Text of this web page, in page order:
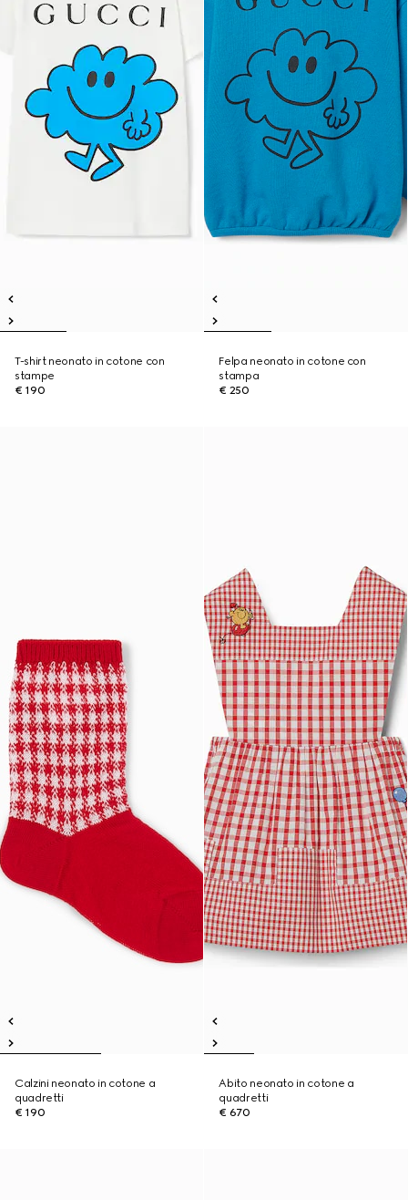
T-shirt neonato in cotone con
stampe
€ 190
Felpa neonato in cotone con
stampa
€ 250
Calzini neonato in cotone a
quadretti
€ 190
Abito neonato in cotone a
quadretti
€ 670